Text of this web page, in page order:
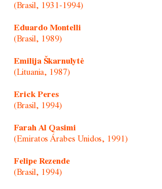
(Brasil, 1931-1994)
Eduardo Montelli
(Brasil, 1989)
Emilija Škarnulytė
(Lituania, 1987)
Erick Peres
(Brasil, 1994)
Farah Al Qasimi
(Emiratos Árabes Unidos, 1991)
Felipe Rezende
(Brasil, 1994)